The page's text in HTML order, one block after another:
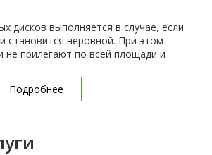
дисков выполняется в случае, если
становится неровной. При этом
не прилегают по всей площади и
Подробнее